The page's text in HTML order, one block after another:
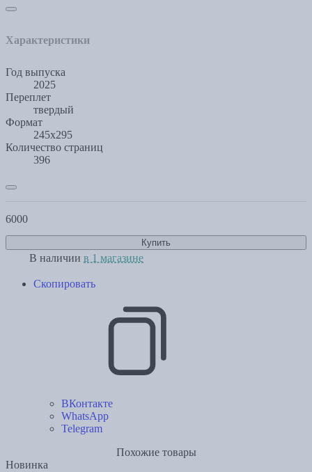
Характеристики
Год выпуска
2025
Переплет
твердый
Формат
245х295
Количество страниц
396
6000
Купить
В наличии в 1 магазине
Скопировать
ВКонтакте
WhatsApp
Telegram
Похожие товары
Новинка